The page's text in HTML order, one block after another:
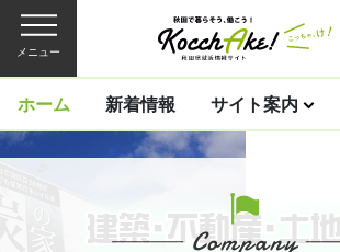
メニュー
ホーム 新着情報 サイト案内